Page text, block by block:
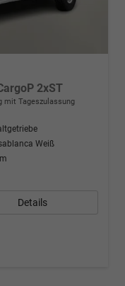
2xST
mit Tageszulassung
Weiß
Details